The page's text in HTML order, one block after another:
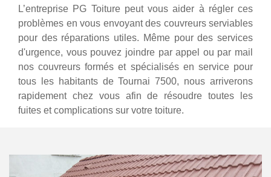
L’entreprise PG Toiture peut vous aider à régler ces
problèmes en vous envoyant des couvreurs serviables
pour des réparations utiles. Même pour des services
d'urgence, vous pouvez joindre par appel ou par mail
nos couvreurs formés et spécialisés en service pour
tous les habitants de Tournai 7500, nous arriverons
rapidement chez vous afin de résoudre toutes les
fuites et complications sur votre toiture.